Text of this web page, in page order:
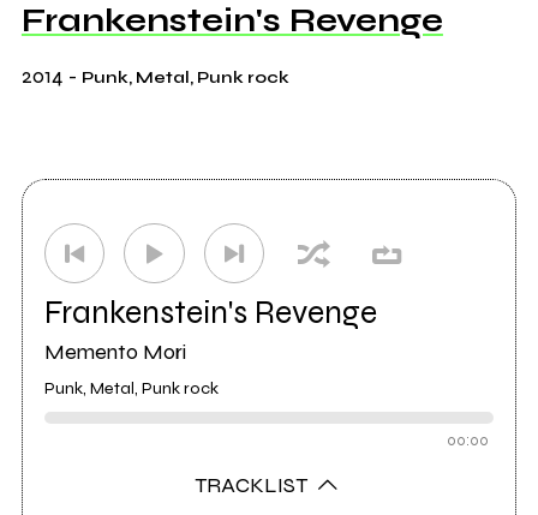
Frankenstein's Revenge
2014 - Punk, Metal, Punk rock
Frankenstein's Revenge
Memento Mori
Punk, Metal, Punk rock
00:00
TRACKLIST